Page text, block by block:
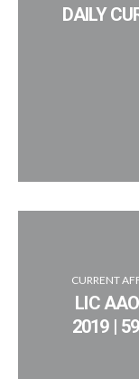
DAILY
CURRENT
LIC
2019 |